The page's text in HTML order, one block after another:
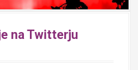
na Twitterju